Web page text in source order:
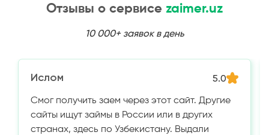
Отзывы о сервисе zaimer.uz
10 000+ заявок в день
Ислом 5.0
Смог получить заем через этот сайт. Другие
сайты ищут займы в России или в других
странах, здесь по Узбекистану. Выдали